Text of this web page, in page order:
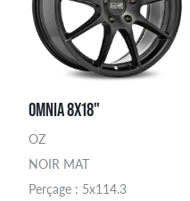
OMNIA 8X18"
OZ
NOIR MAT
Perçage : 5x114.3